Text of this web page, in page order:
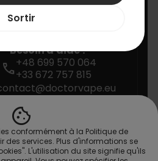
cookie
conformément à la Politique de
des services. Plus d'informations se
L'utilisation du site signifie qu'ils
de contact dans les conditions
du site.
Besoin d'aide ?
call+48 699 570 064
+33 672 757 815
Sortir